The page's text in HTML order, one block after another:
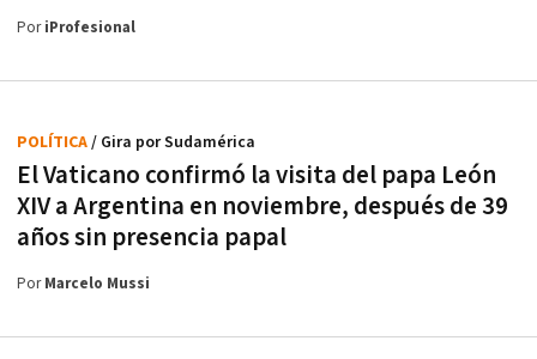
PoriProfesional
El Vaticano confirmó la visita del papa León
XIV a Argentina en noviembre, después de 39
años sin presencia papal
POLÍTICA/ Gira por Sudamérica
PorMarcelo Mussi